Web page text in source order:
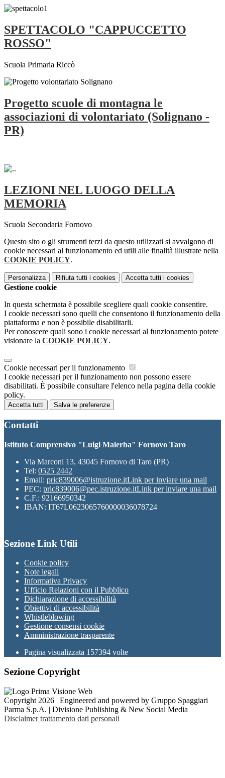
SPETTACOLO "CAPPUCCETTO
ROSSO"
Scuola Primaria Riccò
Progetto scuole di montagna le
associazioni di volontariato (Solignano -
PR)
LEZIONI NEL LUOGO DELLA
MEMORIA
Scuola Secondaria Fornovo
Questo sito o gli strumenti terzi da questo utilizzati si avvalgono di
cookie necessari al funzionamento ed utili alle finalità illustrate nella
COOKIE POLICY.
Personalizza Rifiuta tutti i cookies Accetta tutti i cookies
Gestione cookie
In questa schermata è possibile scegliere quali cookie consentire.
I cookie necessari sono quelli che consentono il funzionamento della
piattaforma e non è possibile disabilitarli.
Per conoscere quali sono i cookie necessari al funzionamento potete
visionare la COOKIE POLICY.
Cookie necessari per il funzionamento
I cookie necessari per il funzionamento non possono essere
disabilitati. È possibile consultare l'elenco nella pagina della cookie
policy.
Accetta tutti Salva le preferenze
Contatti
Istituto Comprensivo "Luigi Malerba" Fornovo Taro
Via Marconi 13, 43045 Fornovo di Taro (PR)
Tel: 0525 2442
Email: pric839006@istruzione.itLink per inviare una mail
PEC: pric839006@pec.istruzione.itLink per inviare una mail
C.F.: 92166950342
IBAN: IT67L0623065760000036078724
Sezione Link Utili
Cookie policy
Note legali
Informativa Privacy
Ufficio Relazioni con il Pubblico
Dichiarazione di accessibilità
Obiettivi di accessibilità
Whistleblowing
Gestione consensi cookie
Amministrazione trasparente
Pagina visualizzata 157394 volte
Sezione Copyright
Copyright 2026 | Engineered and powered by Gruppo Spaggiari
Parma S.p.A. | Divisione Publishing & New Social Media
Disclaimer trattamento dati personali